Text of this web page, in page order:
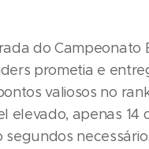
do Campeonato
prometia e
valiosos no
elevado, apenas 14
segundos